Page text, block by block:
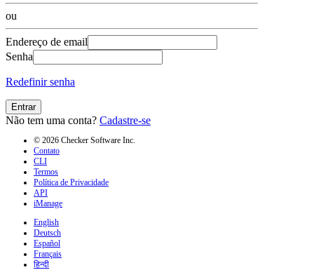
ou
Endereço de email
Senha
Redefinir senha
Entrar
Não tem uma conta? Cadastre-se
© 2026 Checker Software Inc.
Contato
CLI
Termos
Política de Privacidade
API
iManage
English
Deutsch
Español
Français
हिन्दी